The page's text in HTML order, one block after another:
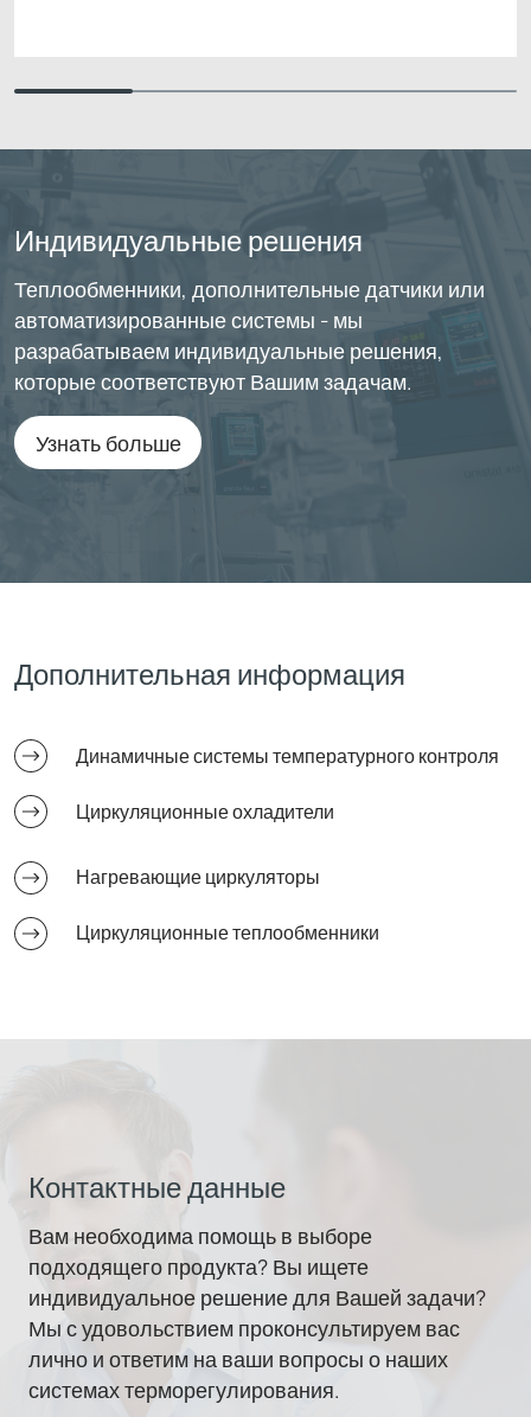
Индивидуальные решения
Теплообменники, дополнительные датчики или
автоматизированные системы - мы
разрабатываем индивидуальные решения,
которые соответствуют Вашим задачам.
Узнать больше
Дополнительная информация
Динамичные системы температурного контроля
Циркуляционные охладители
Нагревающие циркуляторы
Циркуляционные теплообменники
Контактные данные
Вам необходима помощь в выборе
подходящего продукта? Вы ищете
индивидуальное решение для Вашей задачи?
Мы с удовольствием проконсультируем вас
лично и ответим на ваши вопросы о наших
системах терморегулирования.